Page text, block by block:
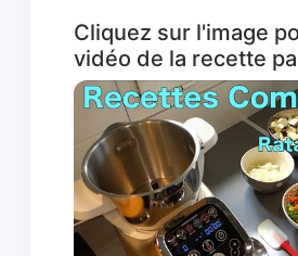
Cliquez sur l'image
vidéo de la recette